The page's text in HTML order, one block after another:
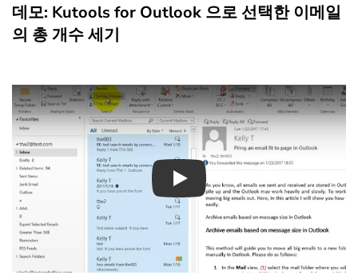
데모: Kutools for Outlook 으로 선택한 이메일
의 총 개수 세기
Play